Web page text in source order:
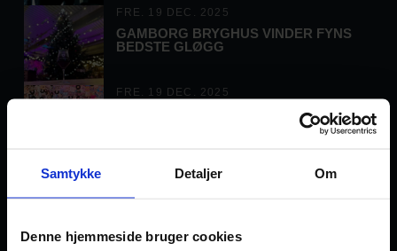
Samtykke Detaljer Om
Denne hjemmeside bruger cookies
FRE. 19 DEC. 2025
GAMBORG BRYGHUS VINDER FYNS
BEDSTE GLØGG
FRE. 19 DEC. 2025
TRAADEN ER MIDDELFARTS NYE
MAN. 2 JUN. 2025
NY LEDER ANSAT I TRÅDEN